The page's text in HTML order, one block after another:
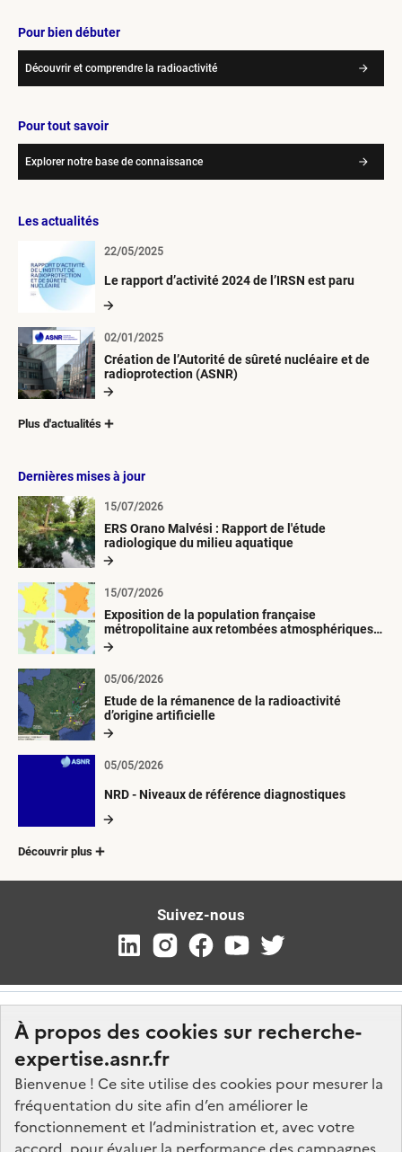
À propos des cookies sur recherche-
expertise.asnr.fr
Bienvenue ! Ce site utilise des cookies pour mesurer la
fréquentation du site afin d’en améliorer le
fonctionnement et l’administration et, avec votre
Pour bien débuter
Découvrir et comprendre la radioactivité
Pour tout savoir
Explorer notre base de connaissance
Les actualités
Le rapport d’activité 2024 de l’IRSN est paru
22/05/2025
Création de l’Autorité de sûreté nucléaire et de
radioprotection (ASNR)
02/01/2025
Plus d'actualités
Dernières mises à jour
ERS Orano Malvési : Rapport de l'étude
radiologique du milieu aquatique
15/07/2026
Exposition de la population française
métropolitaine aux retombées atmosphériques
radioactives depuis 1945
15/07/2026
Etude de la rémanence de la radioactivité
d’origine artificielle
05/06/2026
NRD - Niveaux de référence diagnostiques
05/05/2026
Découvrir plus
Suivez-nous
Nos marchés
Nos offres d'emploi